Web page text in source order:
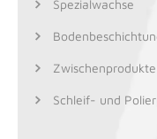
Spezialwachse
Zwischenprodukte
Schleif- und